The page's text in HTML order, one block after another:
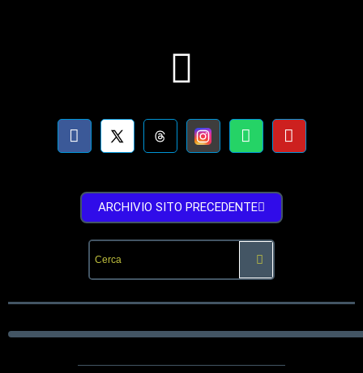
ARCHIVIO SITO PRECEDENTE